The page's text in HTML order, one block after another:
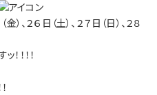
、２６日（土）、２７日（日）、２８
！！！